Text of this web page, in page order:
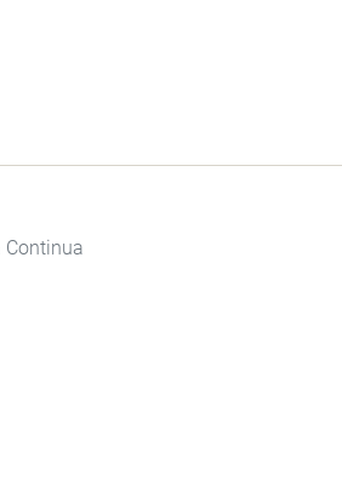
Continua